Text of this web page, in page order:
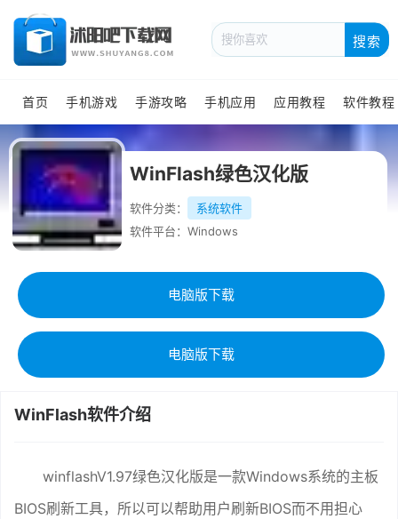
搜索
首页 手机游戏 手游攻略 手机应用 应用教程 软件教程
WinFlash绿色汉化版
软件分类：
系统软件
软件平台：Windows
电脑版下载
电脑版下载
WinFlash软件介绍
winflashV1.97绿色汉化版是一款Windows系统的主板
BIOS刷新工具，所以可以帮助用户刷新BIOS而不用担心